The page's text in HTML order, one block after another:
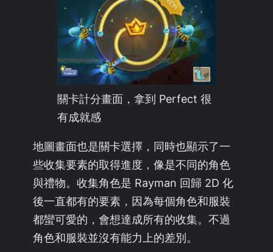
關卡計分畫面，拿到 Perfect 很
有成就感
地圖畫面也是關卡選擇，同時也顯示了一
些收集要素的取得進度，像是不同的角色
與禮物。收集角色是 Rayman 回歸 2D 化
後一直都有的要素，因為每個角色和服裝
都蠻可愛的，會想達成所有的收集。不過
角色和服裝並沒有能力上的差別。